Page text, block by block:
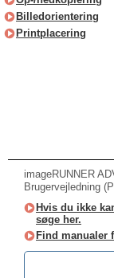
Billedorientering
Printplacering
imageRUNNER
Brugervejledning
Hvis du ikke
søge her.
Find manualer